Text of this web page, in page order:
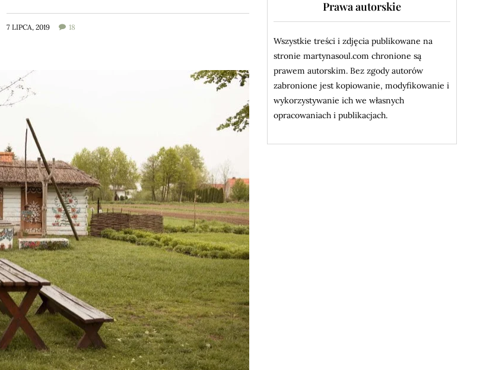
7 LIPCA, 2019 18
Prawa autorskie
Wszystkie treści i zdjęcia publikowane na
stronie martynasoul.com chronione są
prawem autorskim. Bez zgody autorów
zabronione jest kopiowanie, modyfikowanie i
wykorzystywanie ich we własnych
opracowaniach i publikacjach.